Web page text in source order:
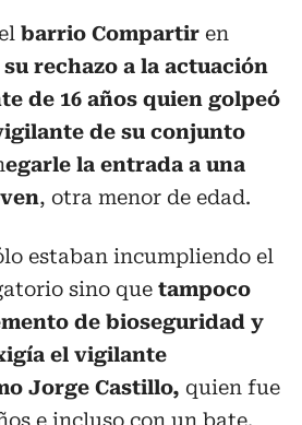
barrio Compartir en
rechazo a la actuación
de 16 años quien golpeó
de su conjunto
egarle la entrada a una
, otra menor de edad.
estaban incumpliendo el
sino que tampoco
de bioseguridad y
el vigilante
Jorge Castillo, quien fue
e incluso con un bate.